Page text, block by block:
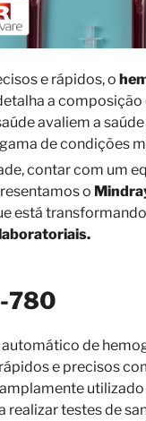
e rápidos, o
a composição
avaliem a
de condições
contar com um
o
está
780
de
e precisos
utilizado
realizar testes de